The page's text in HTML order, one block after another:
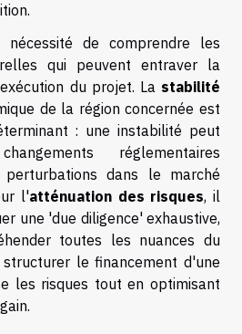
de comprendre les
qui peuvent entraver la
du projet. La stabilité
de la région concernée est
: une instabilité peut
réglementaires
dans le marché
l'atténuation des risques, il
une 'due diligence' exhaustive,
toutes les nuances du
le financement d'une
les risques tout en optimisant